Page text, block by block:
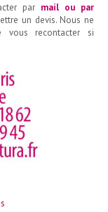
par mail ou par
un devis. Nous ne
vous recontacter si